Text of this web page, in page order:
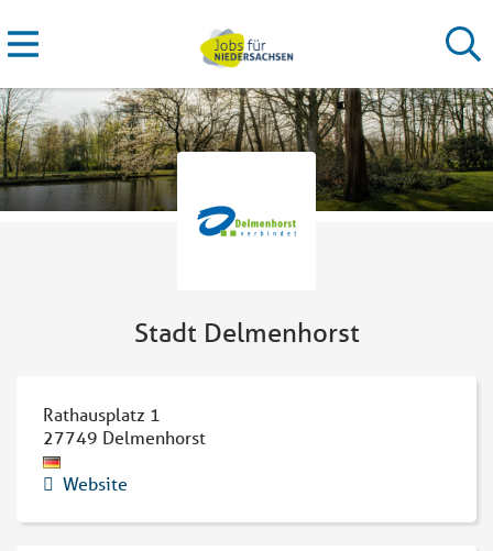
Stadt Delmenhorst
Rathausplatz 1
27749 Delmenhorst
Website